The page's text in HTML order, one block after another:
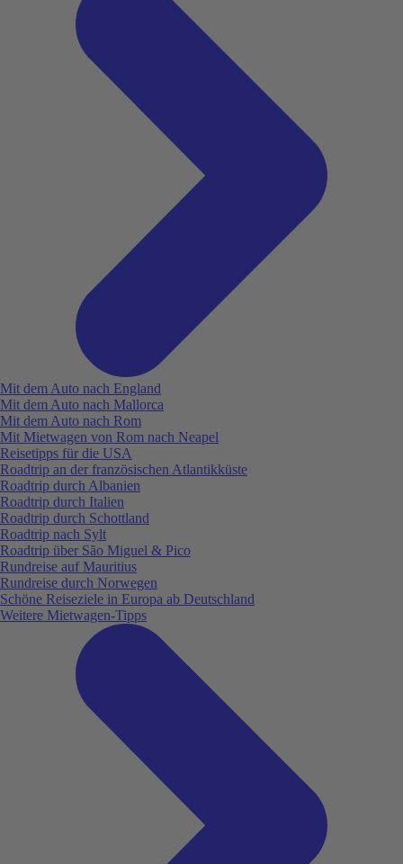
Mit dem Auto nach England
Mit dem Auto nach Mallorca
Mit dem Auto nach Rom
Mit Mietwagen von Rom nach Neapel
Reisetipps für die USA
Roadtrip an der französischen Atlantikküste
Roadtrip durch Albanien
Roadtrip durch Italien
Roadtrip durch Schottland
Roadtrip nach Sylt
Roadtrip über São Miguel & Pico
Rundreise auf Mauritius
Rundreise durch Norwegen
Schöne Reiseziele in Europa ab Deutschland
Weitere Mietwagen-Tipps